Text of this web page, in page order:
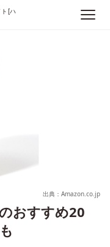
ト[ハ
出典：Amazon.co.jp
おすすめ20